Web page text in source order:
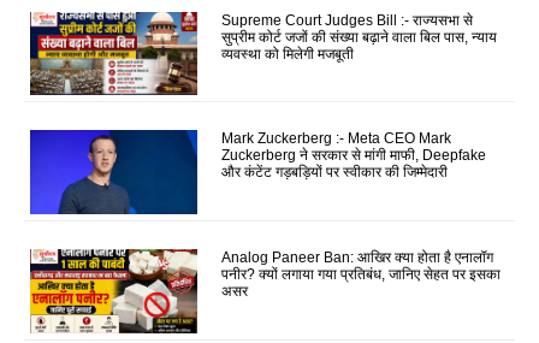
Supreme Court Judges Bill :- राज्यसभा से
सुप्रीम कोर्ट जजों की संख्या बढ़ाने वाला बिल पास, न्याय
व्यवस्था को मिलेगी मजबूती
Mark Zuckerberg :- Meta CEO Mark
Zuckerberg ने सरकार से मांगी माफी, Deepfake
और कंटेंट गड़बड़ियों पर स्वीकार की जिम्मेदारी
Analog Paneer Ban: आखिर क्या होता है एनालॉग
पनीर? क्यों लगाया गया प्रतिबंध, जानिए सेहत पर इसका
असर